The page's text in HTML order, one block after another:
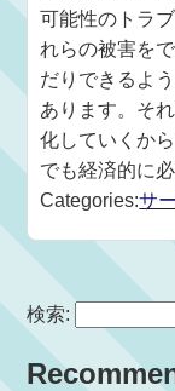
可能性のトラ
れらの被害を
だりできるよ
あります。そ
化していくか
でも経済的に
Categories:サ
検索: